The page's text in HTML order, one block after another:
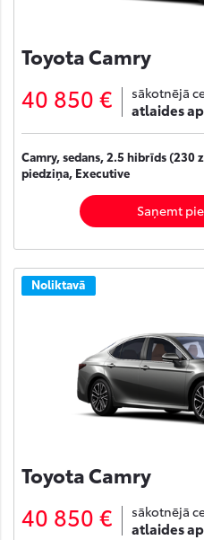
Toyota Camry
40 850 € sākotnējā
atlaides
Camry, sedans, 2.5 hibrīds (230
piedziņa, Executive
Saņemt
Noliktavā
Toyota Camry
40 850 € sākotnējā
atlaides